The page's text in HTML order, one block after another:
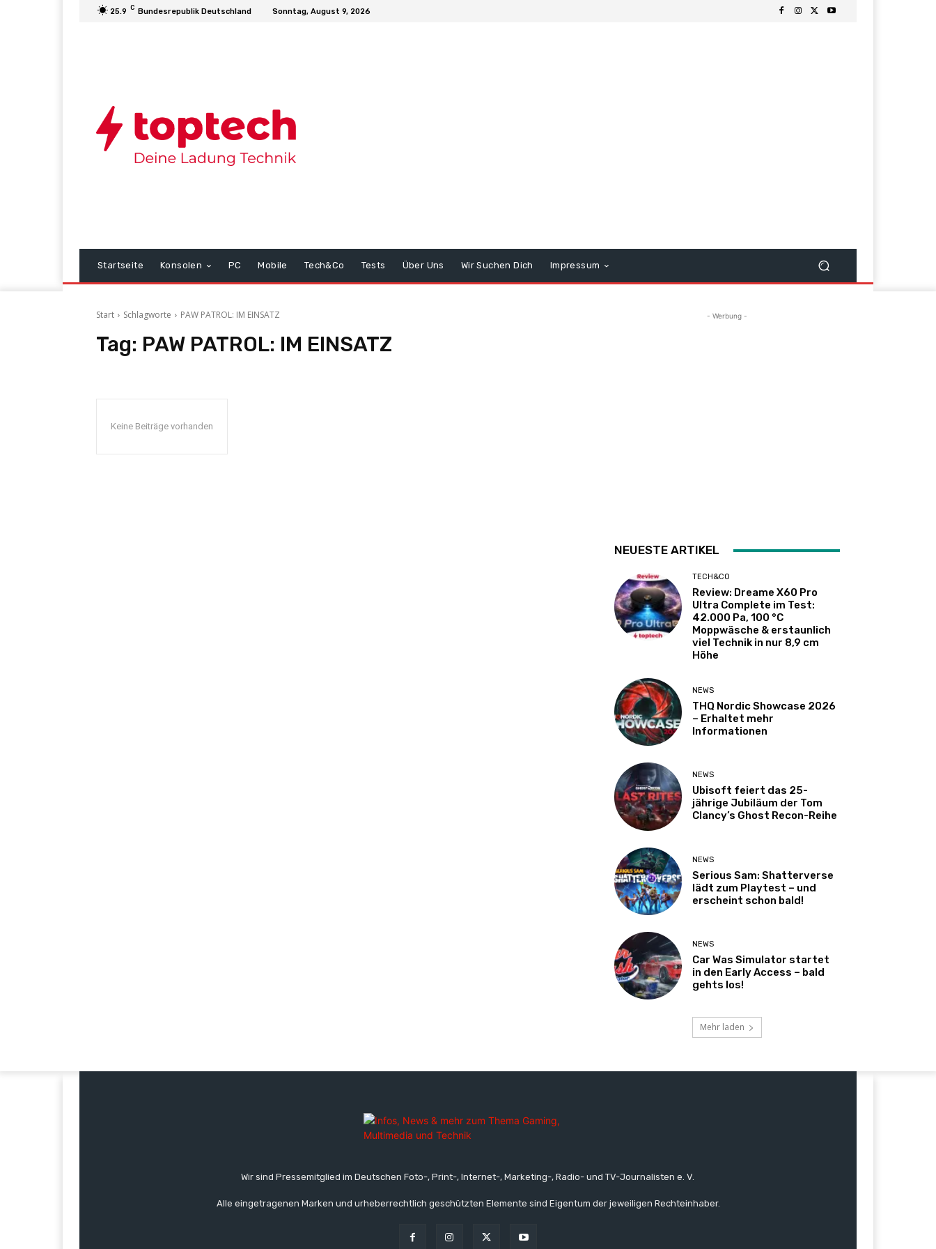
25.9 C Bundesrepublik Deutschland Sonntag, August 9, 2026
Startseite Konsolen PC Mobile Tech&Co Tests Über Uns Wir Suchen Dich Impressum
Start Schlagworte PAW PATROL: IM EINSATZ
Tag: PAW PATROL: IM EINSATZ
Keine Beiträge vorhanden
- Werbung -
NEUESTE ARTIKEL
TECH&CO
Review: Dreame X60 Pro
Ultra Complete im Test:
42.000 Pa, 100 °C
Moppwäsche & erstaunlich
viel Technik in nur 8,9 cm
Höhe
NEWS
THQ Nordic Showcase 2026
– Erhaltet mehr
Informationen
NEWS
Ubisoft feiert das 25-
jährige Jubiläum der Tom
Clancy’s Ghost Recon-Reihe
NEWS
Serious Sam: Shatterverse
lädt zum Playtest – und
erscheint schon bald!
NEWS
Car Was Simulator startet
in den Early Access – bald
gehts los!
Mehr laden
Wir sind Pressemitglied im Deutschen Foto-, Print-, Internet-, Marketing-, Radio- und TV-Journalisten e. V.
Alle eingetragenen Marken und urheberrechtlich geschützten Elemente sind Eigentum der jeweiligen Rechteinhaber.